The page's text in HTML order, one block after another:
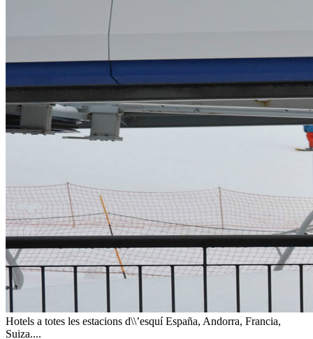
Hotels a totes les estacions d\\’esquí España, Andorra, Francia,
Suiza....